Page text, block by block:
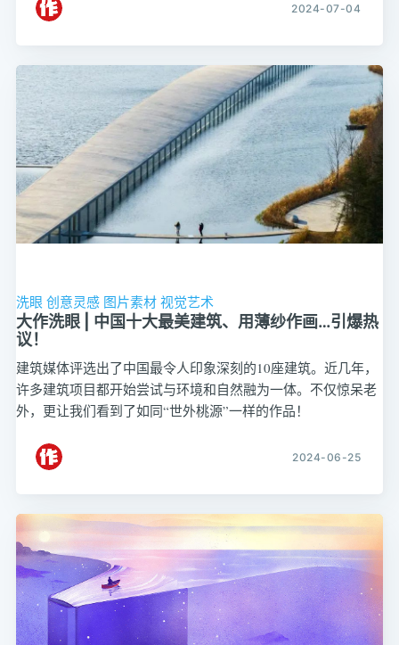
2024-07-04
洗眼 创意灵感 图片素材 视觉艺术
大作洗眼 | 中国十大最美建筑、用薄纱作画…引爆热
议！
建筑媒体评选出了中国最令人印象深刻的10座建筑。近几年，
许多建筑项目都开始尝试与环境和自然融为一体。不仅惊呆老
外，更让我们看到了如同“世外桃源”一样的作品！
2024-06-25